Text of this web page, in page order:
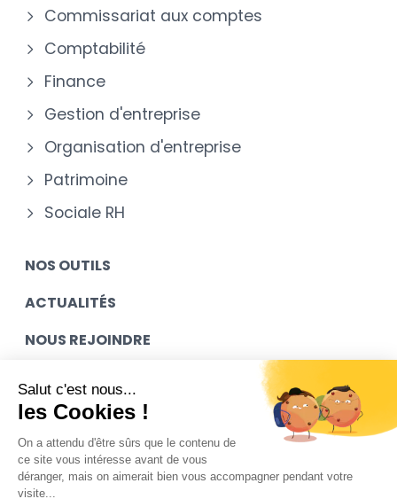
Commissariat aux comptes
Comptabilité
Finance
Gestion d'entreprise
Organisation d'entreprise
Patrimoine
Sociale RH
NOS OUTILS
ACTUALITÉS
NOUS REJOINDRE
CONTACT
Mentions légales
Salut c'est nous...
les Cookies !
On a attendu d'être sûrs que le contenu de
ce site vous intéresse avant de vous
déranger, mais on aimerait bien vous accompagner pendant votre
visite...